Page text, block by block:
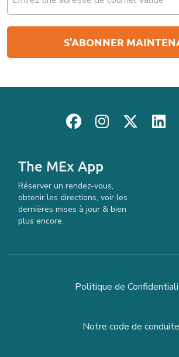
(Nécessaire)
The MEx App
Réserver un rendez-vous,
obtenir les directions, voir les
dernières mises à jour & bien
plus encore.
Politique de
Notre code de conduite